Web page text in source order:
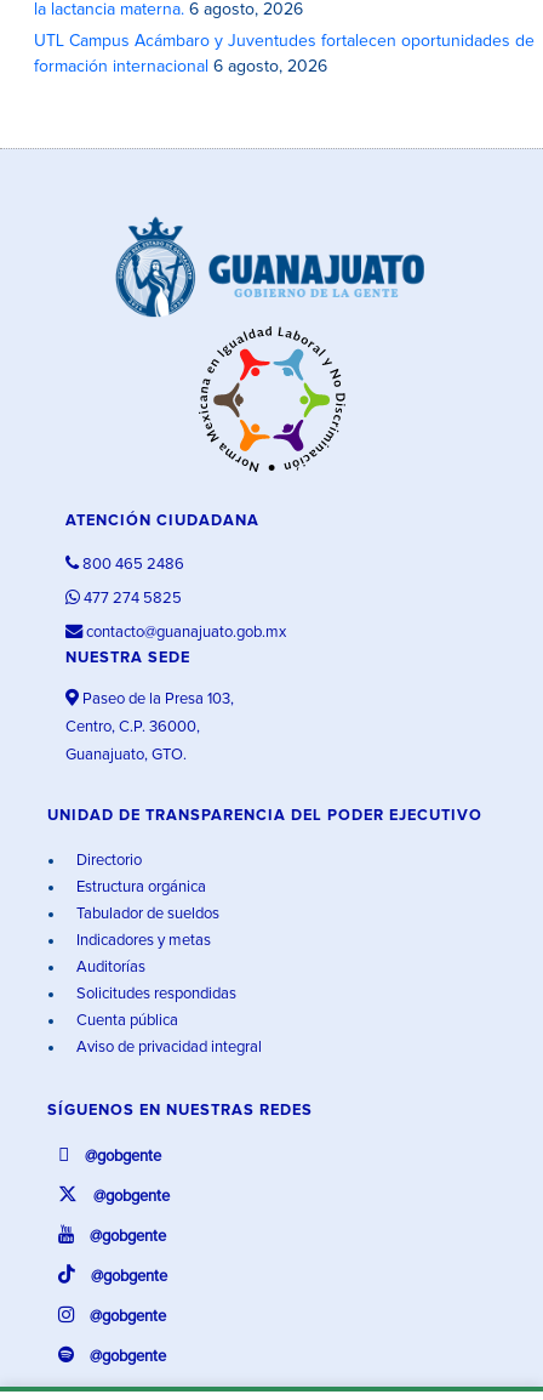
la lactancia materna. 6 agosto, 2026
UTL Campus Acámbaro y Juventudes fortalecen oportunidades de
formación internacional 6 agosto, 2026
ATENCIÓN CIUDADANA
800 465 2486
477 274 5825
contacto@guanajuato.gob.mx
NUESTRA SEDE
Paseo de la Presa 103,
Centro, C.P. 36000,
Guanajuato, GTO.
UNIDAD DE TRANSPARENCIA DEL PODER EJECUTIVO
Directorio
Estructura orgánica
Tabulador de sueldos
Indicadores y metas
Auditorías
Solicitudes respondidas
Cuenta pública
Aviso de privacidad integral
SÍGUENOS EN NUESTRAS REDES
@gobgente
@gobgente
@gobgente
@gobgente
@gobgente
@gobgente